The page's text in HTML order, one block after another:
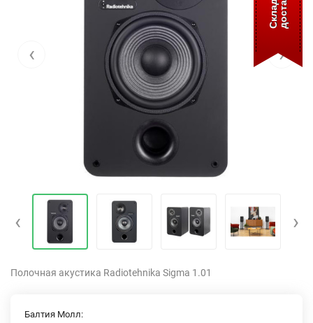
‹ ›
‹ ›
Полочная акустика Radiotehnika Sigma 1.01
Балтия Молл: